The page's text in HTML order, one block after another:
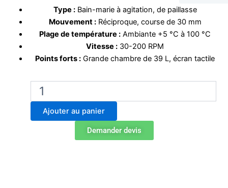
Type :Bain-marie à agitation, de paillasse
Mouvement :Réciproque, course de 30 mm
Plage de température : Ambiante +5 °C à 100 °C
Vitesse : 30-200 RPM
Points forts : Grande chambre de 39 L, écran tactile
quantité
Bain-
marie
Ajouter au panier
Demander devis